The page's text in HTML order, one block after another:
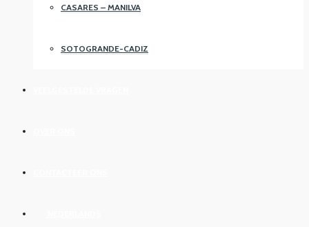
CASARES – MANILVA
SOTOGRANDE-CADIZ